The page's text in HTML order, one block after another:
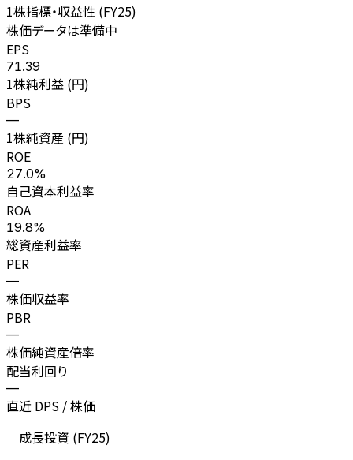
1株指標・収益性 (FY25)
株価データは準備中
EPS
71.39
1株純利益 (円)
BPS
—
1株純資産 (円)
ROE
27.0%
自己資本利益率
ROA
19.8%
総資産利益率
PER
—
株価収益率
PBR
—
株価純資産倍率
配当利回り
—
直近 DPS / 株価
成長投資 (FY25)